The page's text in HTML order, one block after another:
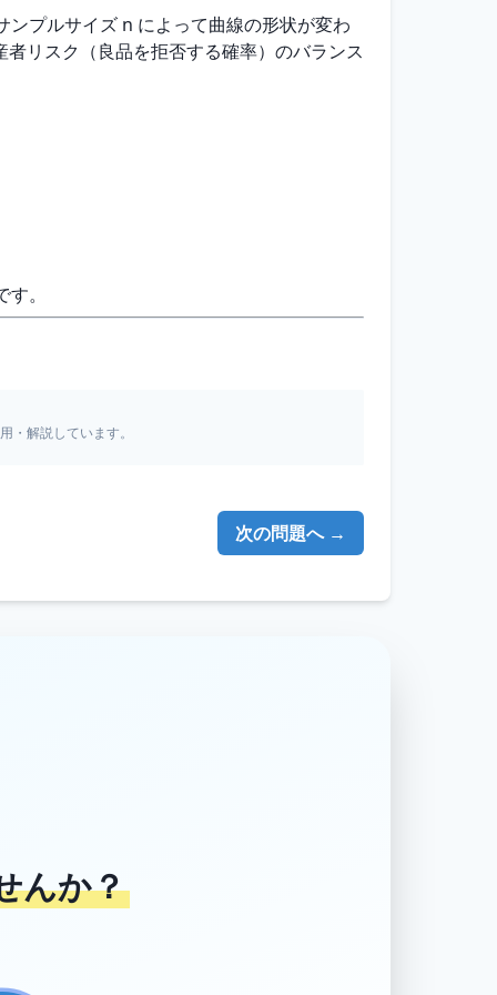
プルサイズ n によって曲線の形状が変わ
リスク（良品を拒否する確率）のバランス
。
解説しています。
次の問題へ →
んか？